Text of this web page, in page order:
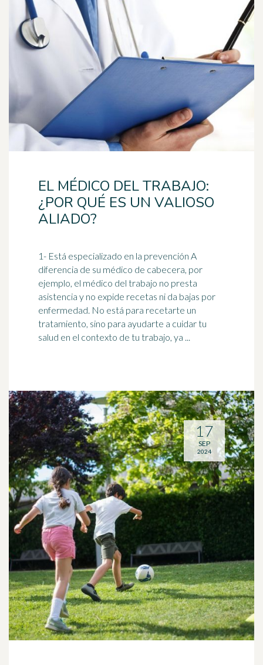
EL MÉDICO DEL TRABAJO:
¿POR QUÉ ES UN VALIOSO
ALIADO?
1- Está especializado en la prevención A
diferencia de su médico de cabecera, por
ejemplo, el médico del trabajo no presta
asistencia y no expide recetas ni da bajas por
enfermedad. No está para recetarte un
tratamiento, sino para ayudarte a cuidar tu
salud en el contexto de tu trabajo, ya ...
17
SEP
2024